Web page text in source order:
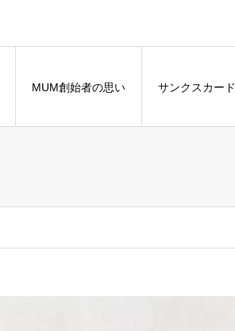
MUM創始者の思い サンクスカード